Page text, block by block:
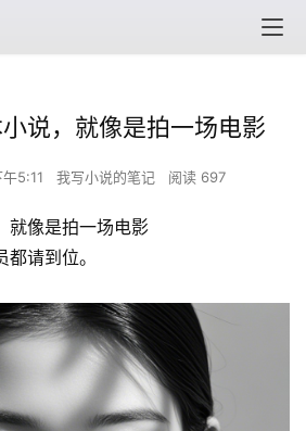
说，就像是拍一场电影
5:11 我写小说的笔记 阅读 697
就像是拍一场电影
请到位。